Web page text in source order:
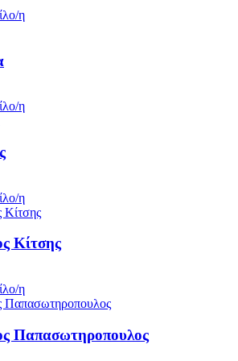
η
η
η
Κίτσης
η
Παπασωτηροπουλος